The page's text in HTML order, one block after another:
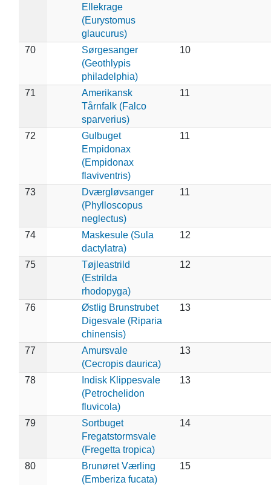
Ellekrage
(Eurystomus
glaucurus)
70
Sørgesanger
(Geothlypis
philadelphia)
10
71
Amerikansk
Tårnfalk (Falco
sparverius)
11
72
Gulbuget
Empidonax
(Empidonax
flaviventris)
11
73
Dværgløvsanger
(Phylloscopus
neglectus)
11
74
Maskesule (Sula
dactylatra)
12
75
Tøjleastrild
(Estrilda
rhodopyga)
12
76
Østlig Brunstrubet
Digesvale (Riparia
chinensis)
13
77
Amursvale
(Cecropis daurica)
13
78
Indisk Klippesvale
(Petrochelidon
fluvicola)
13
79
Sortbuget
Fregatstormsvale
(Fregetta tropica)
14
80
Brunøret Værling
(Emberiza fucata)
15